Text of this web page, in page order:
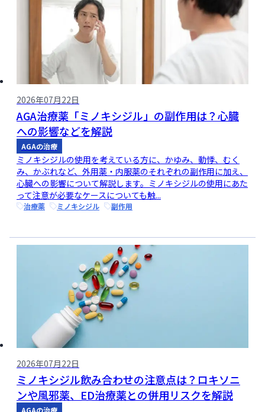
2026年07月22日
AGA治療薬「ミノキシジル」の副作用は？心臓
への影響などを解説
AGAの治療
ミノキシジルの使用を考えている方に、かゆみ、動悸、むく
み、かぶれなど、外用薬・内服薬のそれぞれの副作用に加え、
心臓への影響について解説します。ミノキシジルの使用にあた
って注意が必要なケースについても触...
治療薬 ミノキシジル 副作用
2026年07月22日
ミノキシジル飲み合わせの注意点は？ロキソニ
ンや風邪薬、ED治療薬との併用リスクを解説
AGAの治療